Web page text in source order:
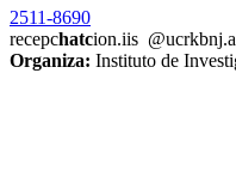
2511-8690
recepchatcion.iis @ucrkbnj
Organiza: Instituto de